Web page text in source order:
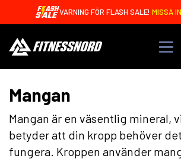
Skip to main contentVARNING FÖR FLASH SALE! MISSA
Mangan
Mangan är en väsentlig mineral,
betyder att din kropp behöver
fungera. Kroppen använder